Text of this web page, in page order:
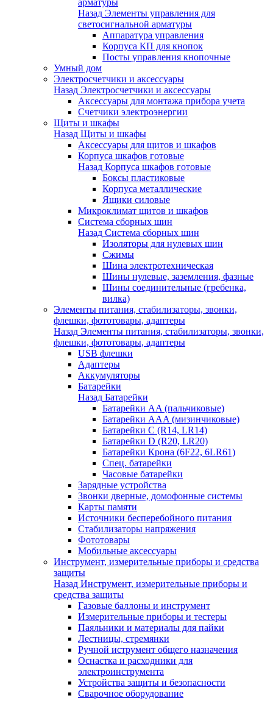
арматуры
Назад Элементы управления для
светосигнальной арматуры
Аппаратура управления
Корпуса КП для кнопок
Посты управления кнопочные
Умный дом
Электросчетчики и аксессуары
Назад Электросчетчики и аксессуары
Аксессуары для монтажа прибора учета
Счетчики электроэнергии
Щиты и шкафы
Назад Щиты и шкафы
Аксессуары для щитов и шкафов
Корпуса шкафов готовые
Назад Корпуса шкафов готовые
Боксы пластиковые
Корпуса металлические
Ящики силовые
Микроклимат щитов и шкафов
Система сборных шин
Назад Система сборных шин
Изоляторы для нулевых шин
Сжимы
Шина электротехническая
Шины нулевые, заземления, фазные
Шины соединительные (гребенка,
вилка)
Элементы питания, стабилизаторы, звонки,
флешки, фототовары, адаптеры
Назад Элементы питания, стабилизаторы, звонки,
флешки, фототовары, адаптеры
USB флешки
Адаптеры
Аккумуляторы
Батарейки
Назад Батарейки
Батарейки AA (пальчиковые)
Батарейки AAA (мизинчиковые)
Батарейки C (R14, LR14)
Батарейки D (R20, LR20)
Батарейки Крона (6F22, 6LR61)
Спец. батарейки
Часовые батарейки
Зарядные устройства
Звонки дверные, домофонные системы
Карты памяти
Источники бесперебойного питания
Стабилизаторы напряжения
Фототовары
Мобильные аксессуары
Инструмент, измерительные приборы и средства
защиты
Назад Инструмент, измерительные приборы и
средства защиты
Газовые баллоны и инструмент
Измерительные приборы и тестеры
Паяльники и материалы для пайки
Лестницы, стремянки
Ручной иструмент общего назначения
Оснастка и расходники для
электроинструмента
Устройства защиты и безопасности
Сварочное оборудование